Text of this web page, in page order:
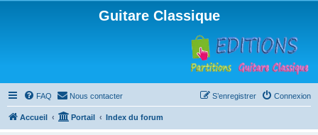
Guitare Classique
FAQ Nous contacter Connexion
S’enregistrer
Accueil Portail Index du forum